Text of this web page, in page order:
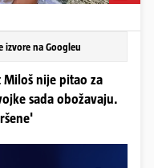
izvore na Googleu
nije pitao za
sada obožavaju.